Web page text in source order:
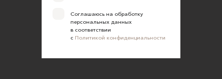
Соглашаюсь на обработку
персональных данных
в соответствии
с Политикой конфиденциальности